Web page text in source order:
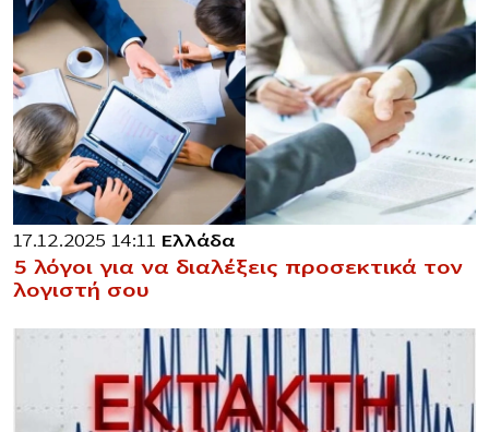
17.12.2025 14:11 Ελλάδα
5 λόγοι για να διαλέξεις προσεκτικά τον
λογιστή σου